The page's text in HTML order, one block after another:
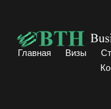
Главная Визы